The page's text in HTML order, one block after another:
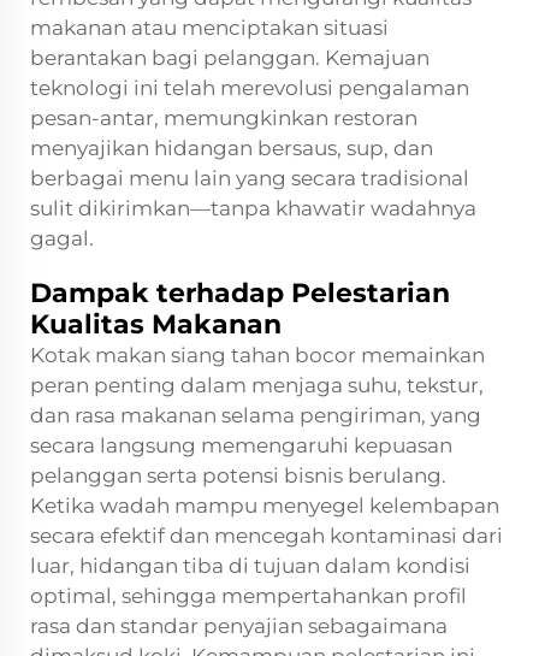
makanan atau menciptakan situasi
berantakan bagi pelanggan. Kemajuan
teknologi ini telah merevolusi pengalaman
pesan-antar, memungkinkan restoran
menyajikan hidangan bersaus, sup, dan
berbagai menu lain yang secara tradisional
sulit dikirimkan—tanpa khawatir wadahnya
gagal.
Dampak terhadap Pelestarian
Kualitas Makanan
Kotak makan siang tahan bocor memainkan
peran penting dalam menjaga suhu, tekstur,
dan rasa makanan selama pengiriman, yang
secara langsung memengaruhi kepuasan
pelanggan serta potensi bisnis berulang.
Ketika wadah mampu menyegel kelembapan
secara efektif dan mencegah kontaminasi dari
luar, hidangan tiba di tujuan dalam kondisi
optimal, sehingga mempertahankan profil
rasa dan standar penyajian sebagaimana